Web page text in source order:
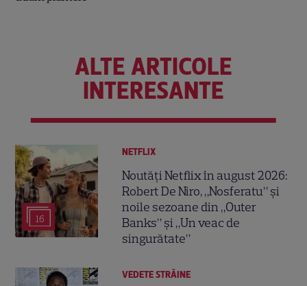
ALTE ARTICOLE
INTERESANTE
16
NETFLIX
Noutăți Netflix în august 2026:
Robert De Niro, „Nosferatu” și
noile sezoane din „Outer
Banks” și „Un veac de
singurătate”
VEDETE STRĂINE